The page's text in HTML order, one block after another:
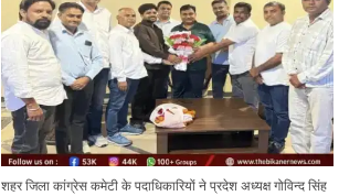
शहर जिला कांग्रेस कमेटी के पदाधिकारियों ने प्रदेश अध्यक्ष गोविन्द सिंह